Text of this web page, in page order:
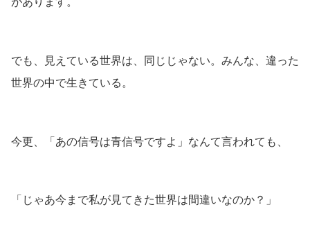
でも、見えている世界は、同じじゃない。みんな、違った
世界の中で生きている。
今更、「あの信号は青信号ですよ」なんて言われても、
「じゃあ今まで私が見てきた世界は間違いなのか？」